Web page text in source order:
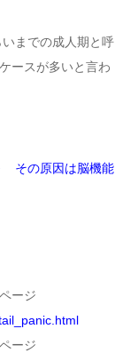
までの成人期と呼
ースが多いと言わ
その原因は脳機能
ージ
ージ